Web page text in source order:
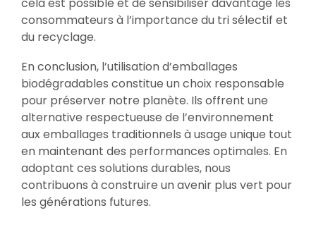
consommateurs à l’importance du tri sélectif et
du recyclage.
En conclusion, l’utilisation d’emballages
biodégradables constitue un choix responsable
pour préserver notre planète. Ils offrent une
alternative respectueuse de l’environnement
aux emballages traditionnels à usage unique tout
en maintenant des performances optimales. En
adoptant ces solutions durables, nous
contribuons à construire un avenir plus vert pour
les générations futures.